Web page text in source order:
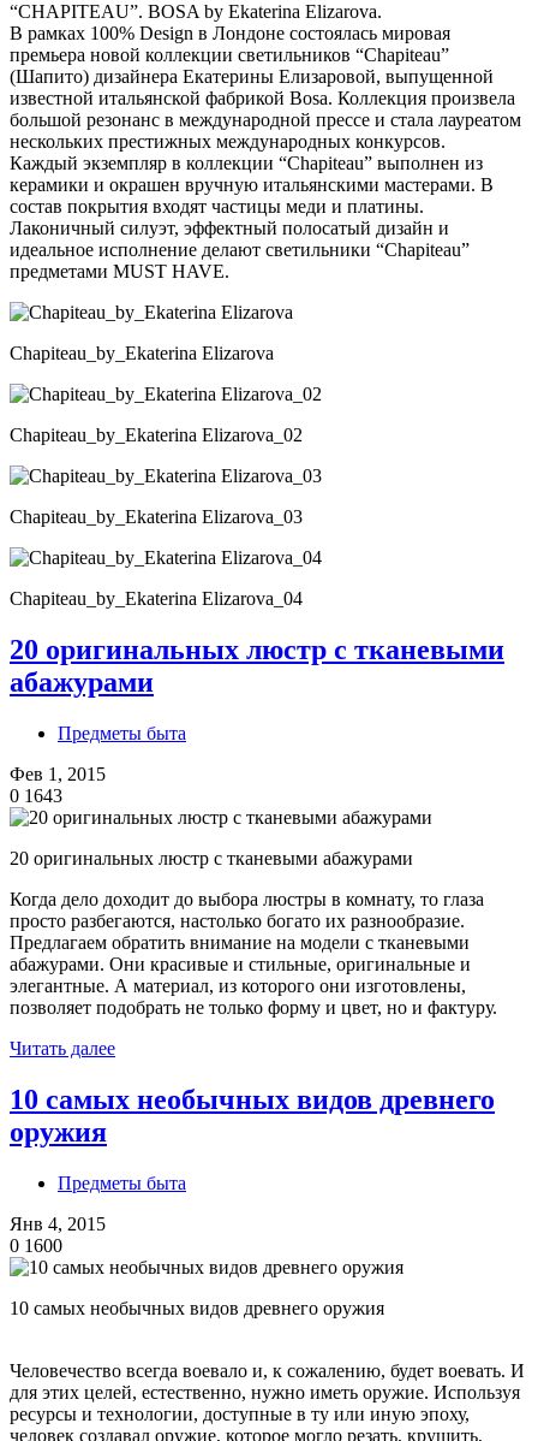
“CHAPITEAU”. BOSA by Ekaterina Elizarova.
В рамках 100% Design в Лондоне состоялась мировая
премьера новой коллекции светильников “Chapiteau”
(Шапито) дизайнера Екатерины Елизаровой, выпущенной
известной итальянской фабрикой Bosa. Коллекция произвела
большой резонанс в международной прессе и стала лауреатом
нескольких престижных международных конкурсов.
Каждый экземпляр в коллекции “Chapiteau” выполнен из
керамики и окрашен вручную итальянскими мастерами. В
состав покрытия входят частицы меди и платины.
Лаконичный силуэт, эффектный полосатый дизайн и
идеальное исполнение делают светильники “Chapiteau”
предметами MUST HAVE.
Chapiteau_by_Ekaterina Elizarova
Chapiteau_by_Ekaterina Elizarova_02
Chapiteau_by_Ekaterina Elizarova_03
Chapiteau_by_Ekaterina Elizarova_04
20 оригинальных люстр с тканевыми
абажурами
Предметы быта
Фев 1, 2015
0 1643
20 оригинальных люстр с тканевыми абажурами
Когда дело доходит до выбора люстры в комнату, то глаза
просто разбегаются, настолько богато их разнообразие.
Предлагаем обратить внимание на модели с тканевыми
абажурами. Они красивые и стильные, оригинальные и
элегантные. А материал, из которого они изготовлены,
позволяет подобрать не только форму и цвет, но и фактуру.
Читать далее
10 самых необычных видов древнего
оружия
Предметы быта
Янв 4, 2015
0 1600
10 самых необычных видов древнего оружия
Человечество всегда воевало и, к сожалению, будет воевать. И
для этих целей, естественно, нужно иметь оружие. Используя
ресурсы и технологии, доступные в ту или иную эпоху,
человек создавал оружие, которое могло резать, крушить,